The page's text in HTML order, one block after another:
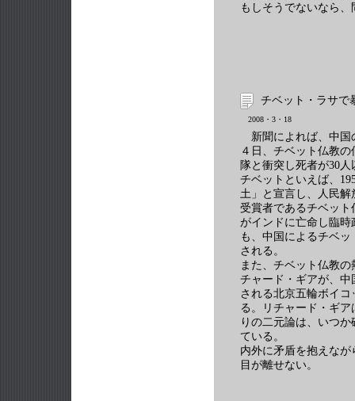
もしそうでないなら
チベット・ラサで
2008・3・18
新聞によれば、中国
４日、チベット仏教
隊と衝突し死者が30
チベットといえば、
土」と宣言し、人民
受賞者であるチベット
がインドに亡命し臨
も、中国によるチベ
される。
また、チベット仏教
チャード・ギアが、
される北京五輪ボイ
る。リチャード・ギ
りの二元論は、いつ
ている。
内外に矛盾を抱えな
目が離せない。